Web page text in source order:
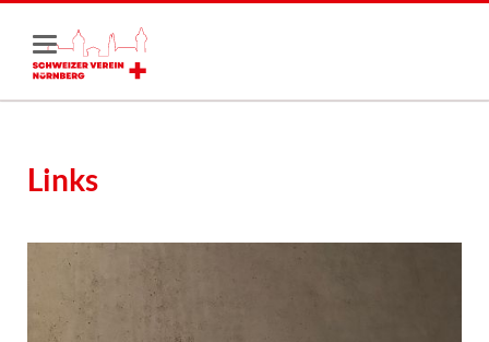
Links